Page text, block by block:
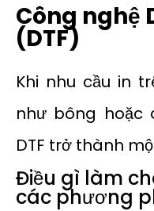
Công nghệ
(DTF)
Khi nhu cầu in
như bông hoặc
DTF trở thành
Điều gì làm
các phương